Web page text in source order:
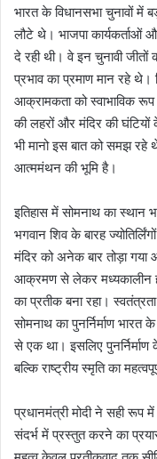
भारत के विधानसभा चुनावों
लौटे थे। भाजपा कार्यकर्ताओं
दे रही थी। वे इन चुनावी जीतों
प्रभाव का प्रमाण मान रहे थे।
आक्रामकता को स्वाभाविक रूप
की लहरों और मंदिर की
भी मानो इस बात को समझ रहे
आत्ममंथन की भूमि है।
इतिहास में सोमनाथ का स्थान
भगवान शिव के बारह
मंदिर को अनेक बार तोड़ा गया
आक्रमण से लेकर मध्यकालीन
का प्रतीक बना रहा।
सोमनाथ का पुनर्निर्माण
से एक था। इसलिए
बल्कि राष्ट्रीय स्मृति का
प्रधानमंत्री मोदी ने सही रूप
संदर्भ में प्रस्तुत करने का